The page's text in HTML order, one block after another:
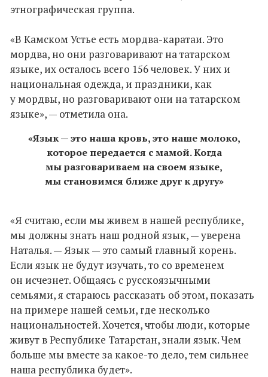
этнографическая группа.
«В Камском Устье есть мордва-каратаи. Это
мордва, но они разговаривают на татарском
языке, их осталось всего 156 человек. У них и
национальная одежда, и праздники, как
у мордвы, но разговаривают они на татарском
языке», — отметила она.
«Язык — это наша кровь, это наше молоко,
которое передается с мамой. Когда
мы разговариваем на своем языке,
мы становимся ближе друг к другу»
«Я считаю, если мы живем в нашей республике,
мы должны знать наш родной язык, — уверена
Наталья. — Язык — это самый главный корень.
Если язык не будут изучать, то со временем
он исчезнет. Общаясь с русскоязычными
семьями, я стараюсь рассказать об этом, показать
на примере нашей семьи, где несколько
национальностей. Хочется, чтобы люди, которые
живут в Республике Татарстан, знали язык. Чем
больше мы вместе за какое-то дело, тем сильнее
наша республика будет».